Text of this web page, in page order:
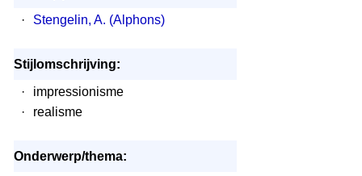
·
Stengelin, A. (Alphons)
Stijlomschrijving:
·
impressionisme
·
realisme
Onderwerp/thema: